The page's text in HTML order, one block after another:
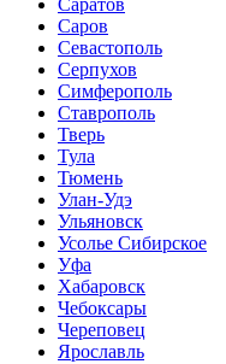
Саратов
Саров
Севастополь
Серпухов
Симферополь
Ставрополь
Тверь
Тула
Тюмень
Улан-Удэ
Ульяновск
Усолье Сибирское
Уфа
Хабаровск
Чебоксары
Череповец
Ярославль